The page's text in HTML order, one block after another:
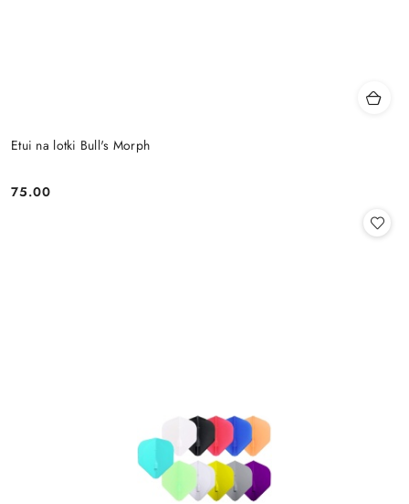
Etui na lotki Bull's Morph
Cena:
75.00